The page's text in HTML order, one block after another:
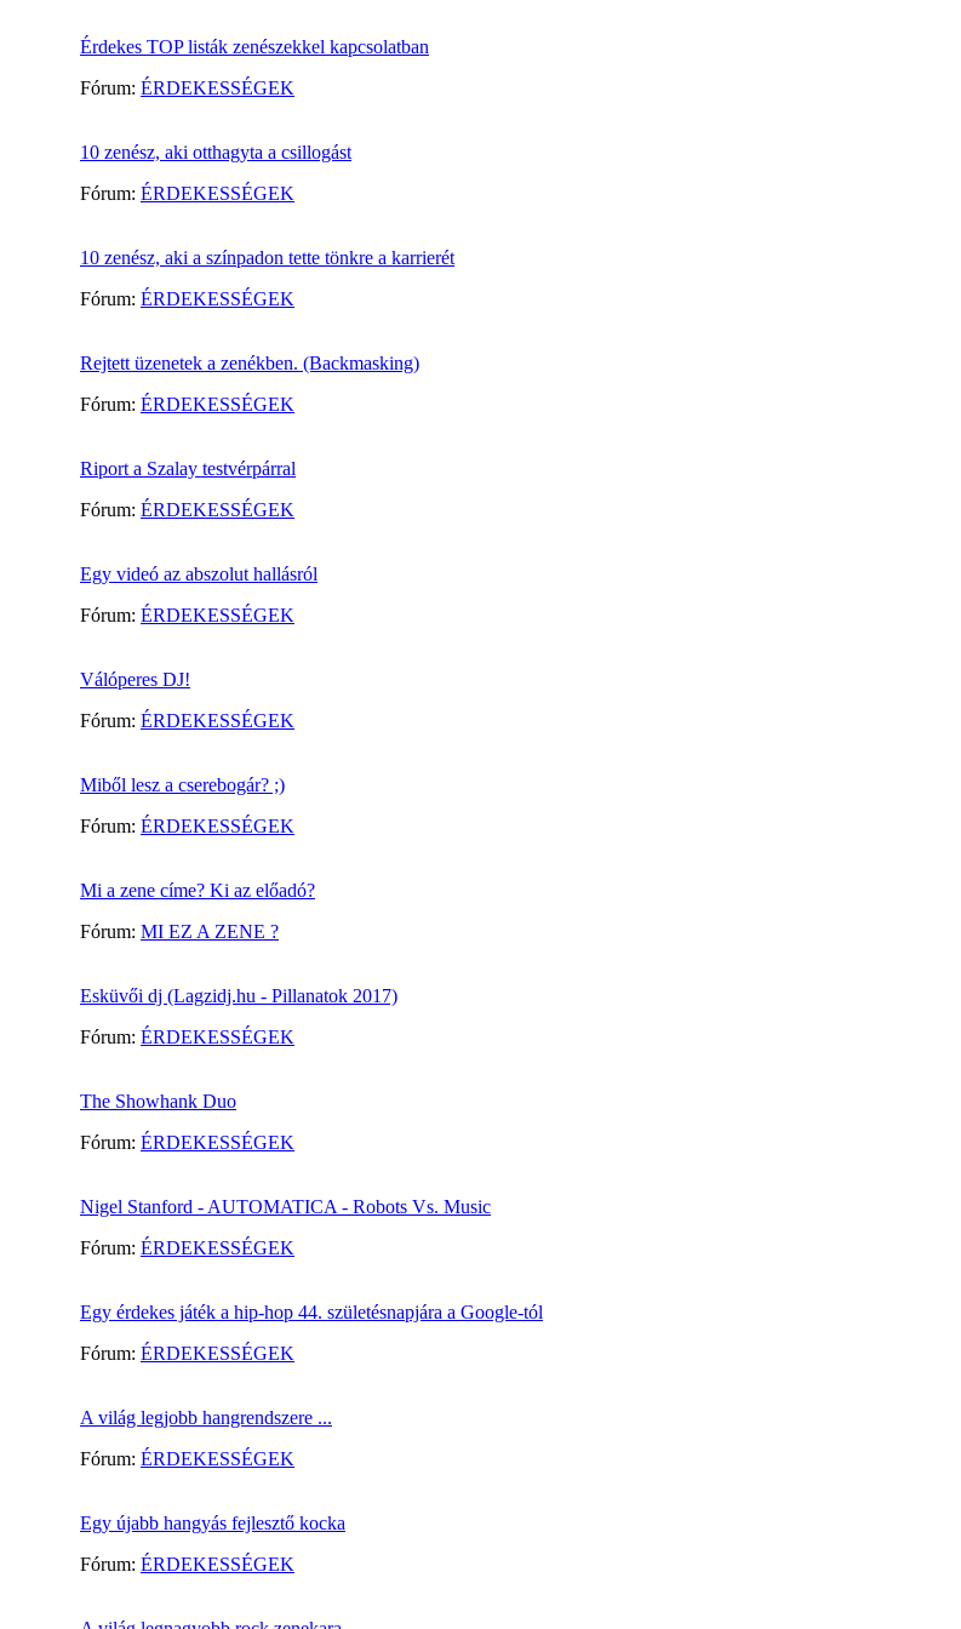
Érdekes TOP listák zenészekkel kapcsolatban
Fórum: ÉRDEKESSÉGEK
10 zenész, aki otthagyta a csillogást
Fórum: ÉRDEKESSÉGEK
10 zenész, aki a színpadon tette tönkre a karrierét
Fórum: ÉRDEKESSÉGEK
Rejtett üzenetek a zenékben. (Backmasking)
Fórum: ÉRDEKESSÉGEK
Riport a Szalay testvérpárral
Fórum: ÉRDEKESSÉGEK
Egy videó az abszolut hallásról
Fórum: ÉRDEKESSÉGEK
Válóperes DJ!
Fórum: ÉRDEKESSÉGEK
Miből lesz a cserebogár? ;)
Fórum: ÉRDEKESSÉGEK
Mi a zene címe? Ki az előadó?
Fórum: MI EZ A ZENE ?
Esküvői dj (Lagzidj.hu - Pillanatok 2017)
Fórum: ÉRDEKESSÉGEK
The Showhank Duo
Fórum: ÉRDEKESSÉGEK
Nigel Stanford - AUTOMATICA - Robots Vs. Music
Fórum: ÉRDEKESSÉGEK
Egy érdekes játék a hip-hop 44. születésnapjára a Google-tól
Fórum: ÉRDEKESSÉGEK
A világ legjobb hangrendszere ...
Fórum: ÉRDEKESSÉGEK
Egy újabb hangyás fejlesztő kocka
Fórum: ÉRDEKESSÉGEK